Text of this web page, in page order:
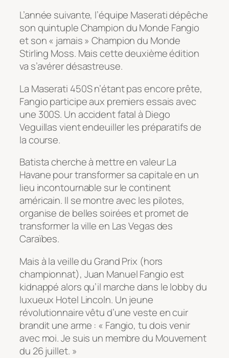
L’année suivante, l’équipe Maserati dépêche
son quintuple Champion du Monde Fangio
et son « jamais » Champion du Monde
Stirling Moss. Mais cette deuxième édition
va s’avérer désastreuse.
La Maserati 450S n’étant pas encore prête,
Fangio participe aux premiers essais avec
une 300S. Un accident fatal à Diego
Veguillas vient endeuiller les préparatifs de
la course.
Batista cherche à mettre en valeur La
Havane pour transformer sa capitale en un
lieu incontournable sur le continent
américain. Il se montre avec les pilotes,
organise de belles soirées et promet de
transformer la ville en Las Vegas des
Caraïbes.
Mais à la veille du Grand Prix (hors
championnat), Juan Manuel Fangio est
kidnappé alors qu’il marche dans le lobby du
luxueux Hotel Lincoln. Un jeune
révolutionnaire vêtu d’une veste en cuir
brandit une arme : « Fangio, tu dois venir
avec moi. Je suis un membre du Mouvement
du 26 juillet. »